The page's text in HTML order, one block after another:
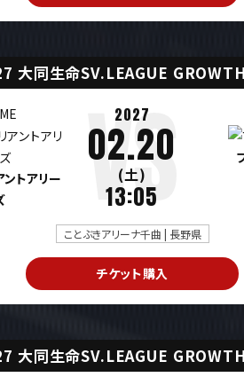
大同生命SV.LEAGUE
トアリー
2027
02.20
(土)
13:05
ことぶきアリーナ千曲 | 長野県
チケット購入
大同生命SV.LEAGUE